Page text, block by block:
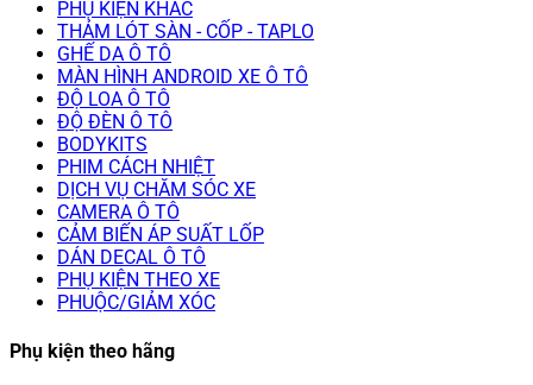
PHỤ KIỆN KHÁC
THẢM LÓT SÀN - CỐP - TAPLO
GHẾ DA Ô TÔ
MÀN HÌNH ANDROID XE Ô TÔ
ĐỘ LOA Ô TÔ
ĐỘ ĐÈN Ô TÔ
BODYKITS
PHIM CÁCH NHIỆT
DỊCH VỤ CHĂM SÓC XE
CAMERA Ô TÔ
CẢM BIẾN ÁP SUẤT LỐP
DÁN DECAL Ô TÔ
PHỤ KIỆN THEO XE
PHUỘC/GIẢM XÓC
Phụ kiện theo hãng